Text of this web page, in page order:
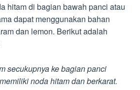
hitam di bagian bawah panci atau
dapat menggunakan bahan
dan lemon. Berikut adalah
secukupnya ke bagian panci
noda hitam dan berkarat.